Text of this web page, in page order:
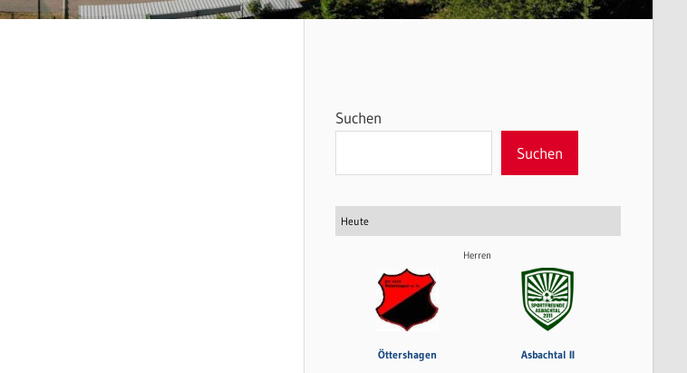
Suchen
Suchen
Heute
Herren
Öttershagen Asbachtal II